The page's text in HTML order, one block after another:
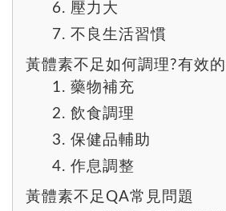
6. 壓力大
7. 不良生活習慣
黃體素不足如何調理?有效的
1. 藥物補充
2. 飲食調理
3. 保健品輔助
4. 作息調整
黃體素不足QA常見問題